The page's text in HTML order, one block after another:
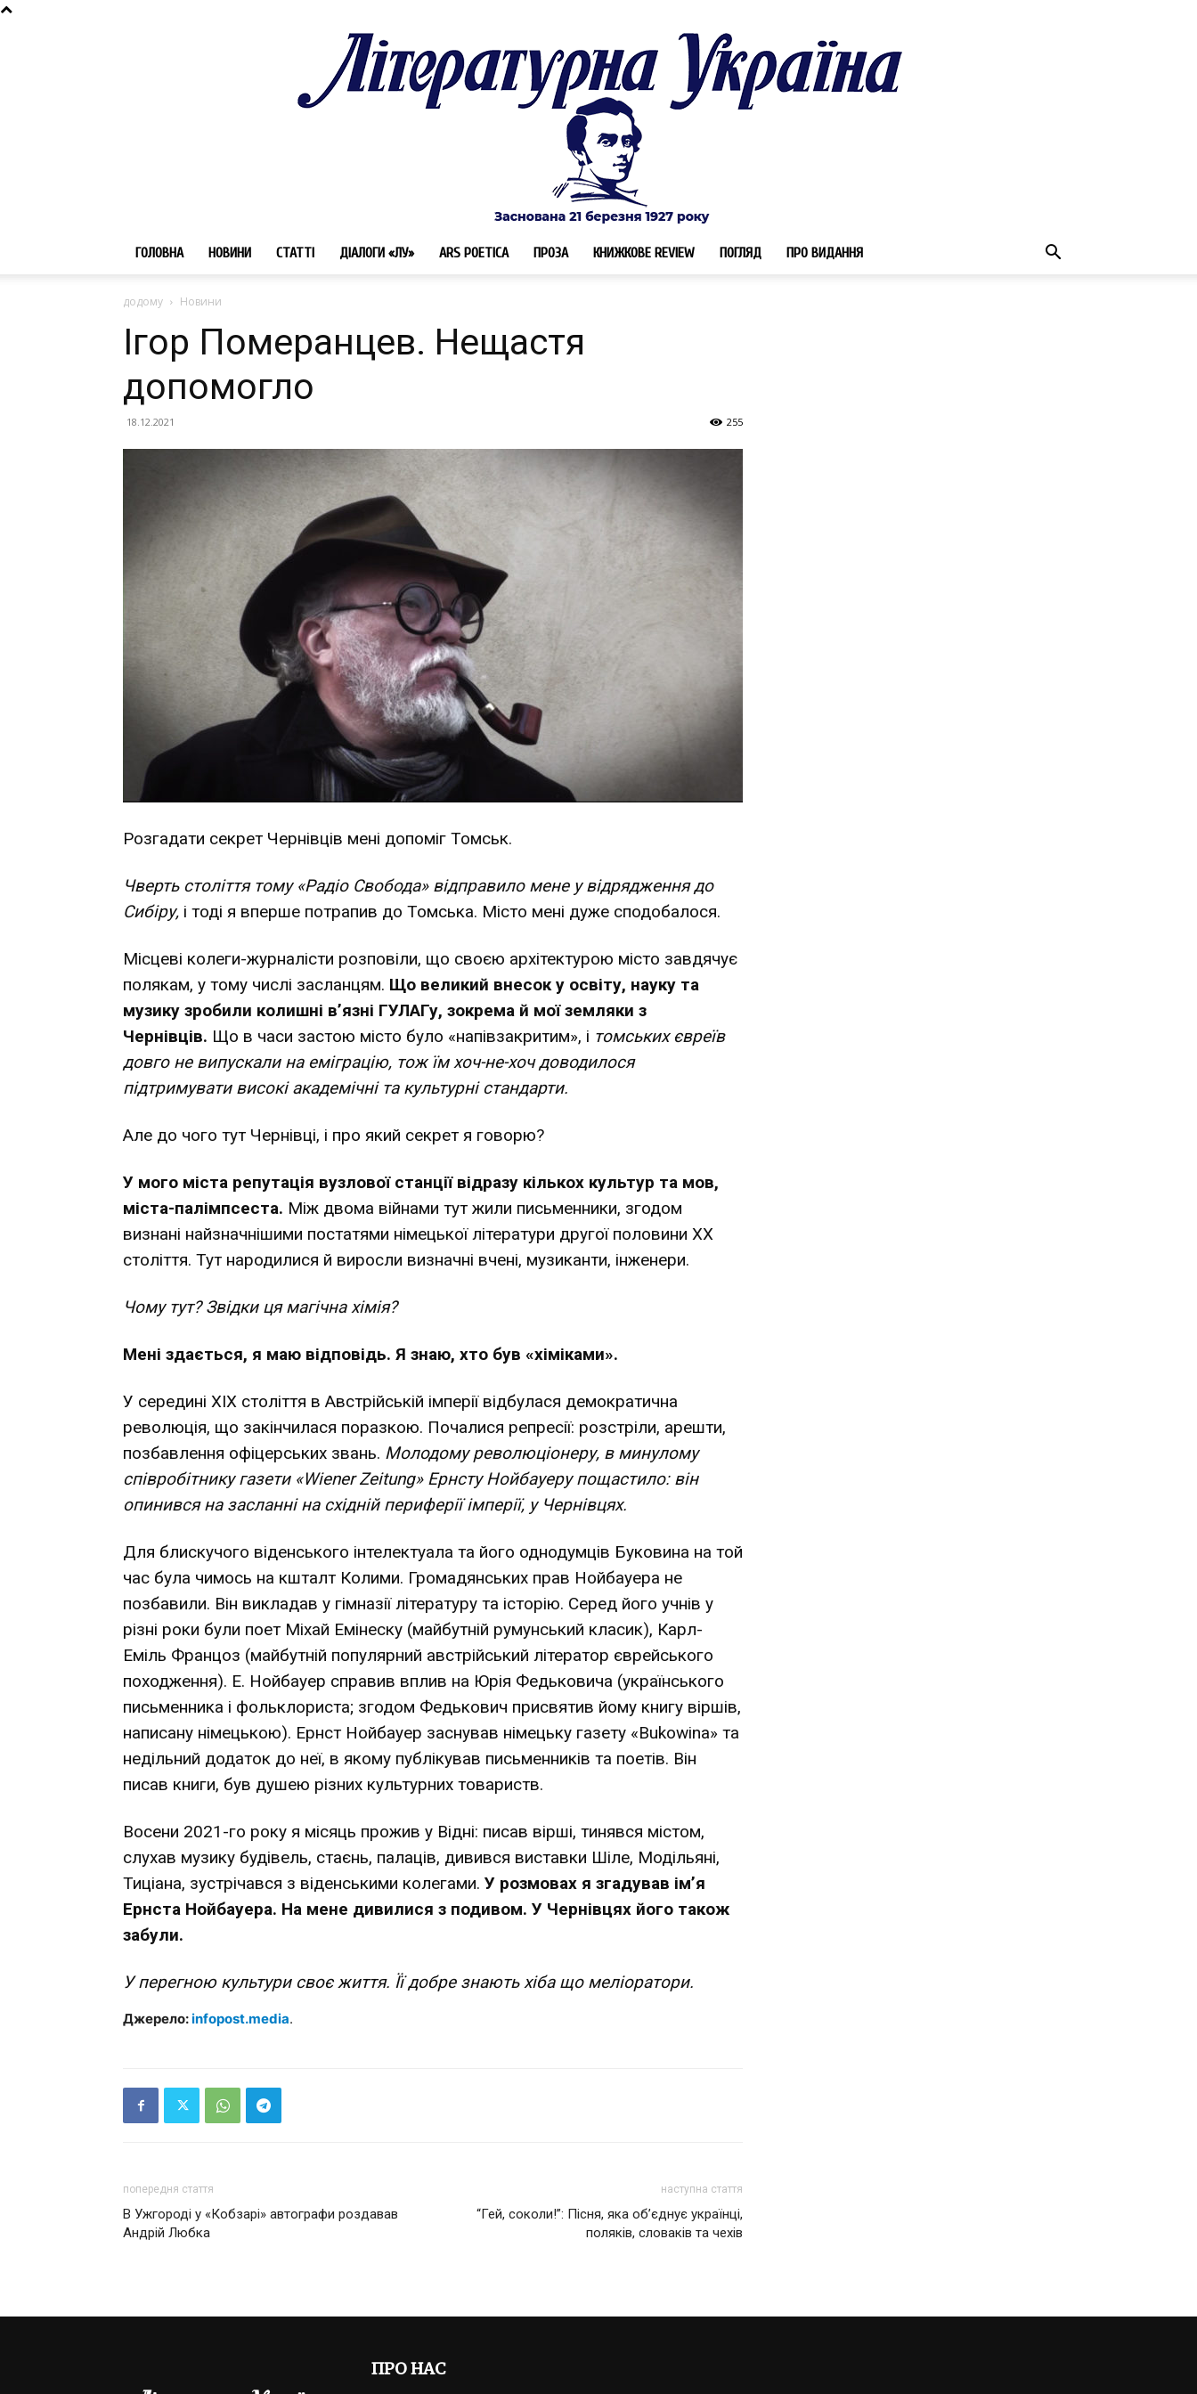
ГОЛОВНА НОВИНИ СТАТТІ ДІАЛОГИ «ЛУ» ARS POETICA ПРОЗА КНИЖКОВЕ REVIEW ПОГЛЯД ПРО ВИДАННЯ
додому Новини
Ігор Померанцев. Нещастя
допомогло
18.12.2021 255
Розгадати секрет Чернівців мені допоміг Томськ.
Чверть століття тому «Радіо Свобода» відправило мене у відрядження до
Сибіру, ​​і тоді я вперше потрапив до Томська. Місто мені дуже сподобалося.
Місцеві колеги-журналісти розповіли, що своєю архітектурою місто завдячує
полякам, у тому числі засланцям. Що великий внесок у освіту, науку та
музику зробили колишні в’язні ГУЛАГу, зокрема й мої земляки з
Чернівців. Що в часи застою місто було «напівзакритим», і томських євреїв
довго не випускали на еміграцію, тож їм хоч-не-хоч доводилося
підтримувати високі академічні та культурні стандарти.
Але до чого тут Чернівці, і про який секрет я говорю?
У мого міста репутація вузлової станції відразу кількох культур та мов,
міста-палімпсеста. Між двома війнами тут жили письменники, згодом
визнані найзначнішими постатями німецької літератури другої половини ХХ
століття. Тут народилися й виросли визначні вчені, музиканти, інженери.
Чому тут? Звідки ця магічна хімія?
Мені здається, я маю відповідь. Я знаю, хто був «хіміками».
У середині ХІХ століття в Австрійській імперії відбулася демократична
революція, що закінчилася поразкою. Почалися репресії: розстріли, арешти,
позбавлення офіцерських звань. Молодому революціонеру, в минулому
співробітнику газети «Wiener Zeitung» Ернсту Нойбауеру пощастило: він
опинився на засланні на східній периферії імперії, у Чернівцях.
Для блискучого віденського інтелектуала та його однодумців Буковина на той
час була чимось на кшталт Колими. Громадянських прав Нойбауера не
позбавили. Він викладав у гімназії літературу та історію. Серед його учнів у
різні роки були поет Міхай Емінеску (майбутній румунський класик), Карл-
Еміль Францоз (майбутній популярний австрійський літератор єврейського
походження). Е. Нойбауер справив вплив на Юрія Федьковича (українського
письменника і фольклориста; згодом Федькович присвятив йому книгу віршів,
написану німецькою). Ернст Нойбауер заснував німецьку газету «Bukowina» та
недільний додаток до неї, в якому публікував письменників та поетів. Він
писав книги, був душею різних культурних товариств.
Восени 2021-го року я місяць прожив у Відні: писав вірші, тинявся містом,
слухав музику будівель, стаєнь, палаців, дивився виставки Шіле, Модільяні,
Тиціана, зустрічався з віденськими колегами. У розмовах я згадував ім’я
Ернста Нойбауера. На мене дивилися з подивом. У Чернівцях його також
забули.
У перегною культури своє життя. Її добре знають хіба що меліоратори.
Джерело:infopost.media.
попередня стаття
В Ужгороді у «Кобзарі» автографи роздавав
Андрій Любка
наступна стаття
“Гей, соколи!”: Пісня, яка об’єднує українці,
поляків, словаків та чехів
ПРО НАС